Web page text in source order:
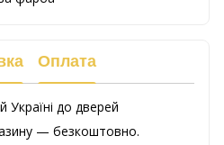
Оплата
Україні до дверей
— безкоштовно.